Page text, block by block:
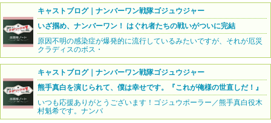
キャストブログ｜ナンバーワン戦隊ゴジュウジャー
いざ掴め、ナンバーワン！ はぐれ者たちの戦いがついに完結
原因不明の感染症が爆発的に流行しているみたいですが、それが厄災
クラディスのボス・
キャストブログ｜ナンバーワン戦隊ゴジュウジャー
熊手真白を演じられて、僕は幸せです。『これが俺様の世直しだ！』
いつも応援ありがとうございます！ゴジュウポーラー／熊手真白役木
村魁希です。ナンバ